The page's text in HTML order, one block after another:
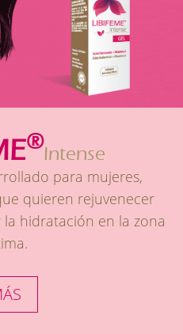
®Intense
para mujeres,
quieren rejuvenecer
hidratación en la zona